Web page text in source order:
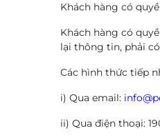
Khách hàng có
Khách hàng có
lại thông tin, phải
Các hình thức tiếp
i) Qua email:
ii) Qua điện thoại: